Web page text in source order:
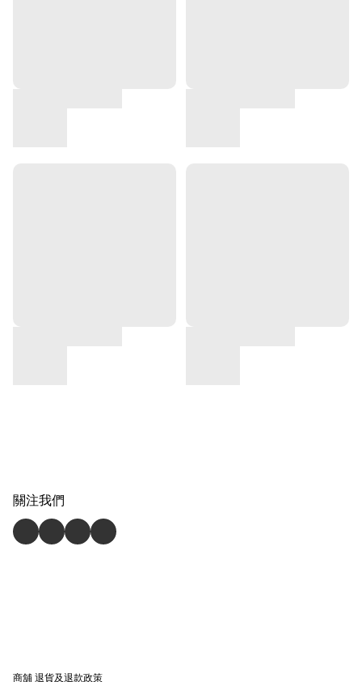
關注我們
商舖退貨及退款政策